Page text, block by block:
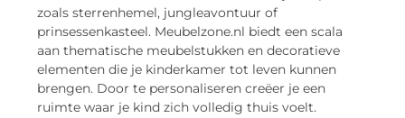
zoals sterrenhemel, jungleavontuur of
prinsessenkasteel. Meubelzone.nl biedt een scala
aan thematische meubelstukken en decoratieve
elementen die je kinderkamer tot leven kunnen
brengen. Door te personaliseren creëer je een
ruimte waar je kind zich volledig thuis voelt.